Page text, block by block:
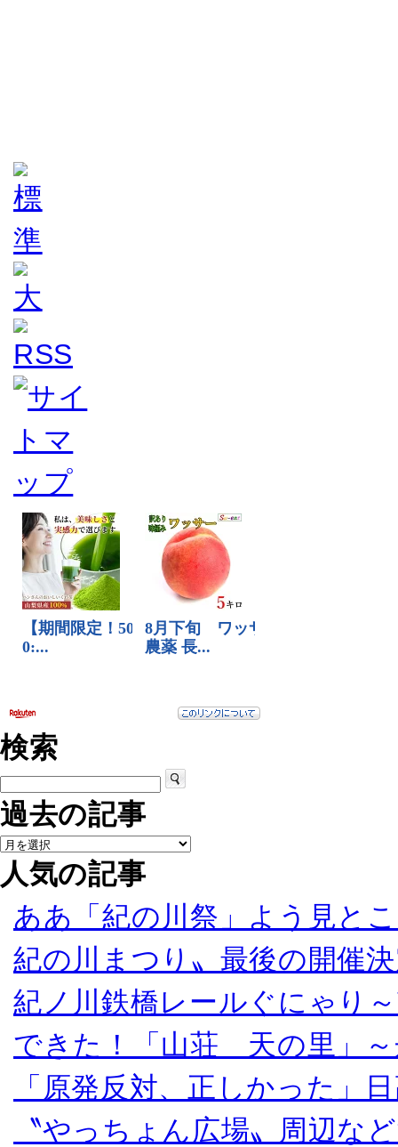
検索
過去の記事
人気の記事
ああ「紀の川祭」よう見と
紀の川まつり〟最後の開催
紀ノ川鉄橋レールぐにゃり
できた！「山荘 天の里」～
「原発反対、正しかった」
〝やっちょん広場〟周辺な